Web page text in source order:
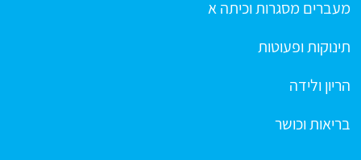
מעברים מסגרות וכיתה א
תינוקות ופעוטות
הריון ולידה
בריאות וכושר